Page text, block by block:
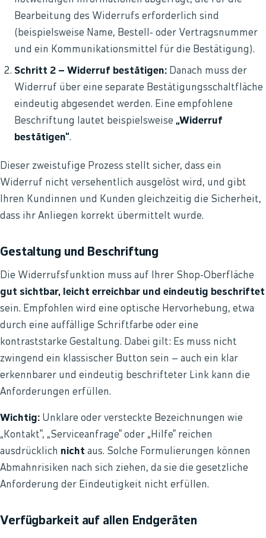
Bearbeitung des Widerrufs erforderlich sind
(beispielsweise Name, Bestell- oder Vertragsnummer
und ein Kommunikationsmittel für die Bestätigung).
Schritt 2 – Widerruf bestätigen: Danach muss der
Widerruf über eine separate Bestätigungsschaltfläche
eindeutig abgesendet werden. Eine empfohlene
Beschriftung lautet beispielsweise „Widerruf
bestätigen“.
Dieser zweistufige Prozess stellt sicher, dass ein
Widerruf nicht versehentlich ausgelöst wird, und gibt
Ihren Kundinnen und Kunden gleichzeitig die Sicherheit,
dass ihr Anliegen korrekt übermittelt wurde.
Gestaltung und Beschriftung
Die Widerrufsfunktion muss auf Ihrer Shop-Oberfläche
gut sichtbar, leicht erreichbar und eindeutig beschriftet
sein. Empfohlen wird eine optische Hervorhebung, etwa
durch eine auffällige Schriftfarbe oder eine
kontraststarke Gestaltung. Dabei gilt: Es muss nicht
zwingend ein klassischer Button sein – auch ein klar
erkennbarer und eindeutig beschrifteter Link kann die
Anforderungen erfüllen.
Wichtig: Unklare oder versteckte Bezeichnungen wie
„Kontakt“, „Serviceanfrage“ oder „Hilfe“ reichen
ausdrücklich nicht aus. Solche Formulierungen können
Abmahnrisiken nach sich ziehen, da sie die gesetzliche
Anforderung der Eindeutigkeit nicht erfüllen.
Verfügbarkeit auf allen Endgeräten